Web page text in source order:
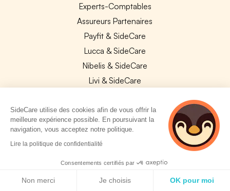
Experts-Comptables
Assureurs Partenaires
Payfit & SideCare
Lucca & SideCare
Nibelis & SideCare
Livi & SideCare
API & INTEGRATIONS
API SideCare
Les SIRH / Systèmes de paie connectés
A PROPOS
SideCare utilise des cookies afin de vous offrir la
meilleure expérience possible. En poursuivant la
navigation, vous acceptez notre politique.
Lire la politique de confidentialité
Consentements certifiés par
Non merci Je choisis OK pour moi
3 personnes
consultent
actuellement cette